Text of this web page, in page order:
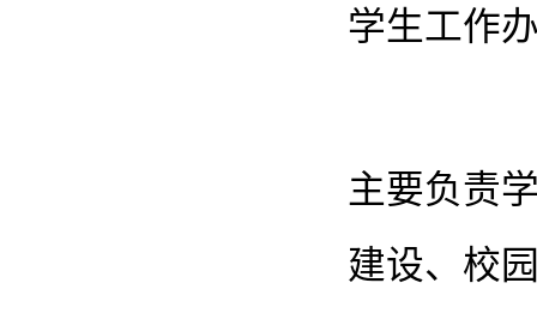
学生工作
主要负责
建设、校